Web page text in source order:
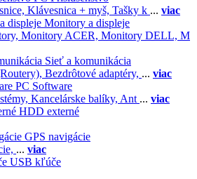
Klávesnica + myš, Tašky k ... viac
Monitory a displeje
Monitory ACER, Monitory DELL, M
Sieť a komunikácia
Bezdrôtové adaptéry, ... viac
PC Software
Kancelárske balíky, Ant ... viac
HDD externé
GPS navigácie
... viac
USB kľúče